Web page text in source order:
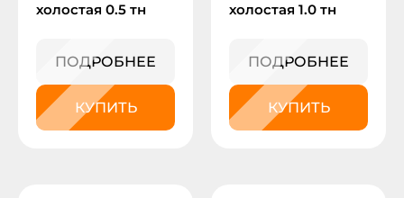
холостая 0.5 тн
ПОДРОБНЕЕ
КУПИТЬ
холостая 1.0 тн
ПОДРОБНЕЕ
КУПИТЬ